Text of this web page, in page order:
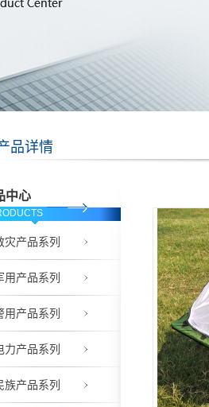
中心
灾产品系列
用产品系列
用产品系列
力产品系列
族产品系列
品详情